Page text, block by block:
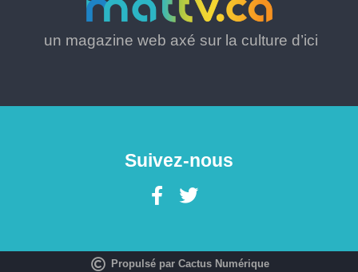
un magazine web axé sur la culture d’ici
Suivez-nous
Propulsé par Cactus Numérique